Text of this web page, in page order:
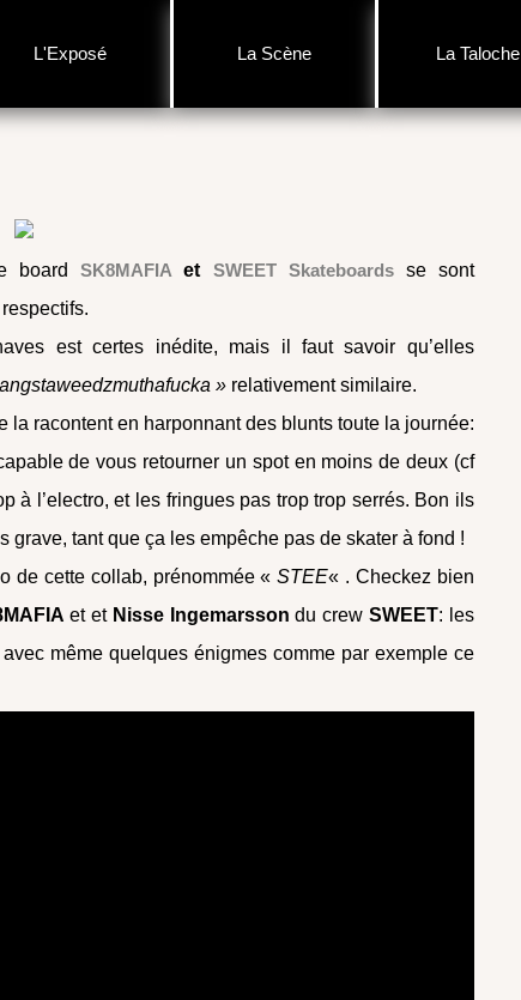
L'Exposé La Scène La Taloche
boardSK8MAFIAet SWEET Skateboardsse sont
est certes inédite, mais il faut savoir qu’elles
» relativement similaire.
racontent en harponnant des blunts toute la journée:
de vous retourner un spot en moins de deux (cf
à l’electro, et les fringues pas trop trop serrés. Bon ils
grave, tant que ça les empêche pas de skater à fond !
de cette collab, prénommée «STEE« . Checkez bien
et et Nisse Ingemarsson du crewSWEET: les
même quelques énigmes comme par exemple ce